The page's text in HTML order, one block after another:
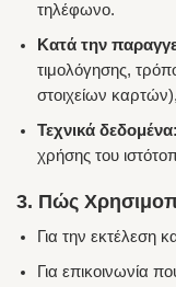
τηλέφωνο.
Κατά την
τιμολόγησης,
στοιχείων
Τεχνικά δεδομένα:
χρήσης του
3. Πώς
Για την εκτέλεση
Για επικοινωνία